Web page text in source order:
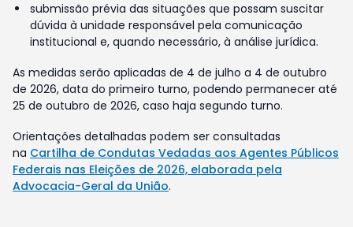
submissão prévia das situações que possam suscitar
dúvida à unidade responsável pela comunicação
institucional e, quando necessário, à análise jurídica.
As medidas serão aplicadas de 4 de julho a 4 de outubro
de 2026, data do primeiro turno, podendo permanecer até
25 de outubro de 2026, caso haja segundo turno.
Orientações detalhadas podem ser consultadas
na Cartilha de Condutas Vedadas aos Agentes Públicos
Federais nas Eleições de 2026, elaborada pela
Advocacia-Geral da União.